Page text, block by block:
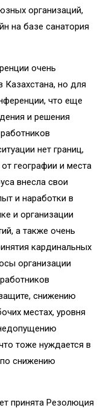
организаций,
на базе санатория
очень
Казахстана, но для
что еще
и решения
нет границ,
географии и места
внесла свои
и наработки в
и организации
а также очень
кардинальных
организации
снижению
местах, уровня
тоже нуждается в
снижению
принята Резолюция